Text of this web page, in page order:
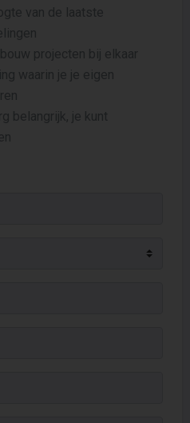
van de laatste
projecten bij elkaar
waarin je je eigen
belangrijk, je kunt